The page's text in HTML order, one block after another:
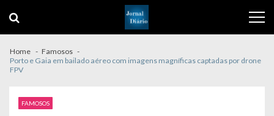
navigation
content
Home
Famosos
Porto e Gaia em bailado aéreo com imagens magníficas captadas por drone
FPV
FAMOSOS